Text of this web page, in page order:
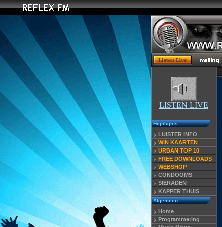
LISTEN LIVE
Highlights
LUISTER INFO
WIN KAARTEN
URBAN TOP 10
FREE DOWNLOADS
WEBSHOP
CONDOOMS
SIERADEN
KAPPER THUIS
Algemeen
Home
Programmering